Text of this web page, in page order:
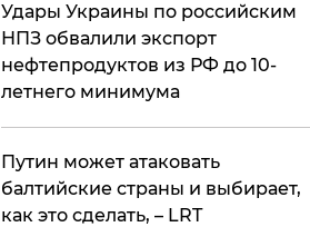
Удары Украины по российским
НПЗ обвалили экспорт
нефтепродуктов из РФ до 10-
летнего минимума
Путин может атаковать
балтийские страны и выбирает,
как это сделать, – LRT